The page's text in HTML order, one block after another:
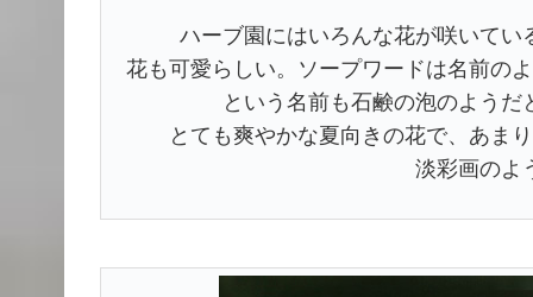
ハーブ園にはいろんな花が咲いて
花も可愛らしい。ソープワードは名前の
という名前も石鹸の泡のよう
とても爽やかな夏向きの花で、あま
淡彩画のよ